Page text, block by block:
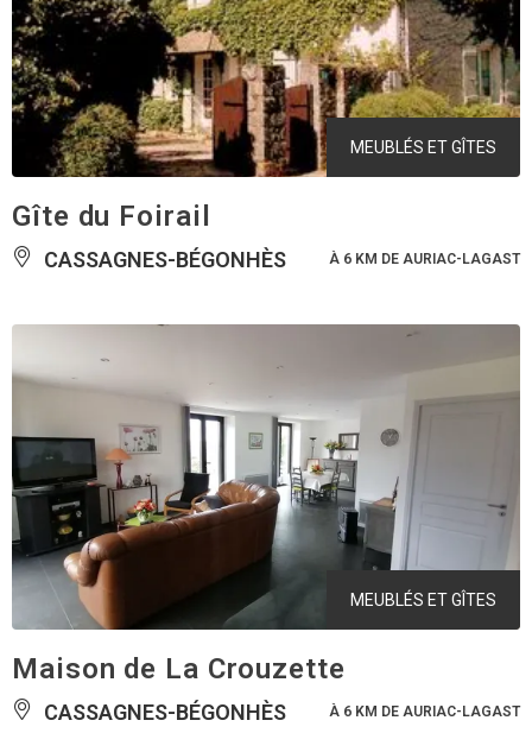
MEUBLÉS ET GÎTES
Gîte du Foirail
CASSAGNES-BÉGONHÈS À 6 KM DE AURIAC-LAGAST
MEUBLÉS ET GÎTES
Maison de La Crouzette
CASSAGNES-BÉGONHÈS À 6 KM DE AURIAC-LAGAST